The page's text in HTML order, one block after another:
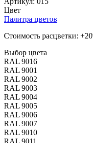
Цвет
Палитра цветов
Стоимость расцветки:
Выбор цвета
RAL 9016
RAL 9001
RAL 9002
RAL 9003
RAL 9004
RAL 9005
RAL 9006
RAL 9007
RAL 9010
RAL 9011